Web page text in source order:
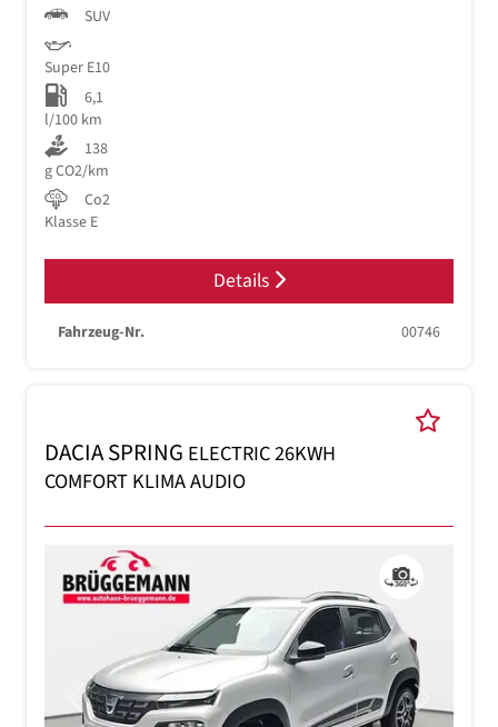
SUV
Super E10
6,1
l/100 km
138
g CO2/km
Co2
Klasse E
Details
Fahrzeug-Nr. 00746
DACIA SPRING ELECTRIC 26KWH
COMFORT KLIMA AUDIO
Previous Next